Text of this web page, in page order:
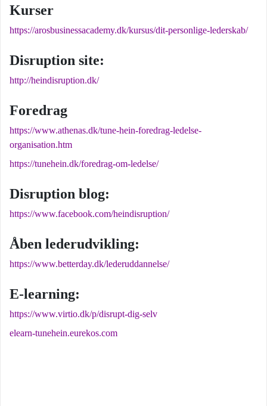
Kurser
https://arosbusinessacademy.dk/kursus/dit-personlige-lederskab/
Disruption site:
http://heindisruption.dk/
Foredrag
https://www.athenas.dk/tune-hein-foredrag-ledelse-
organisation.htm
https://tunehein.dk/foredrag-om-ledelse/
Disruption blog:
https://www.facebook.com/heindisruption/
Åben lederudvikling:
https://www.betterday.dk/lederuddannelse/
E-learning:
https://www.virtio.dk/p/disrupt-dig-selv
elearn-tunehein.eurekos.com